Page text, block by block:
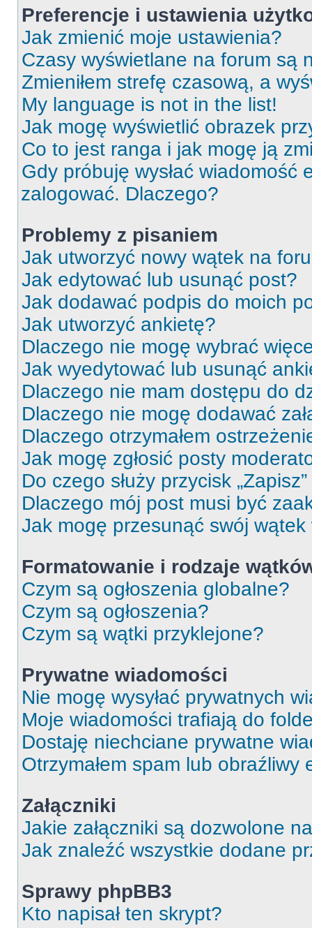
Preferencje i ustawienia
Jak zmienić moje ustawienia?
Czasy wyświetlane na forum są
Zmieniłem strefę czasową, a
My language is not in the list!
Jak mogę wyświetlić obrazek
Co to jest ranga i jak mogę ją
Gdy próbuję wysłać wiadomość
zalogować. Dlaczego?
Problemy z pisaniem
Jak utworzyć nowy wątek na
Jak edytować lub usunąć post?
Jak dodawać podpis do moich
Jak utworzyć ankietę?
Dlaczego nie mogę wybrać
Jak wyedytować lub usunąć
Dlaczego nie mam dostępu do
Dlaczego nie mogę dodawać
Dlaczego otrzymałem
Jak mogę zgłosić posty
Do czego służy przycisk
Dlaczego mój post musi być
Jak mogę przesunąć swój wątek
Formatowanie i rodzaje
Czym są ogłoszenia globalne?
Czym są ogłoszenia?
Czym są wątki przyklejone?
Prywatne wiadomości
Nie mogę wysyłać prywatnych
Moje wiadomości trafiają do
Dostaję niechciane prywatne
Otrzymałem spam lub
Załączniki
Jakie załączniki są dozwolone
Jak znaleźć wszystkie dodane
Sprawy phpBB3
Kto napisał ten skrypt?